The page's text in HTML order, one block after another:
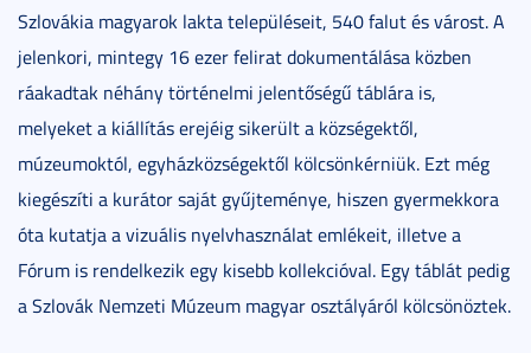
Szlovákia magyarok lakta településeit, 540 falut és várost. A
jelenkori, mintegy 16 ezer felirat dokumentálása közben
ráakadtak néhány történelmi jelentőségű táblára is,
melyeket a kiállítás erejéig sikerült a községektől,
múzeumoktól, egyházközségektől kölcsönkérniük. Ezt még
kiegészíti a kurátor saját gyűjteménye, hiszen gyermekkora
óta kutatja a vizuális nyelvhasználat emlékeit, illetve a
Fórum is rendelkezik egy kisebb kollekcióval. Egy táblát pedig
a Szlovák Nemzeti Múzeum magyar osztályáról kölcsönöztek.